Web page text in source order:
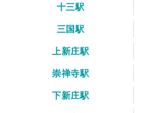
十三駅
三国駅
上新庄駅
崇禅寺駅
下新庄駅